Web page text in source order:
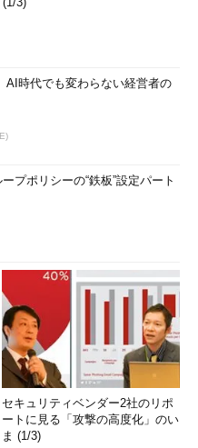
AI時代でも変わらない経営者の
プポリシーの“鉄板”設定パート
セキュリティベンダー2社のリポ
ートに見る「攻撃の高度化」のい
ま (1/3)